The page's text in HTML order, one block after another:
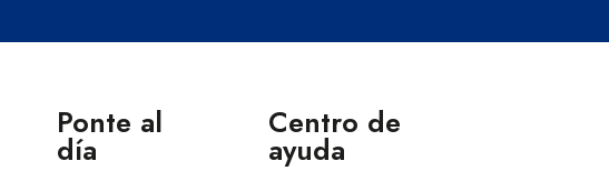
Ponte al
día
Centro de
ayuda